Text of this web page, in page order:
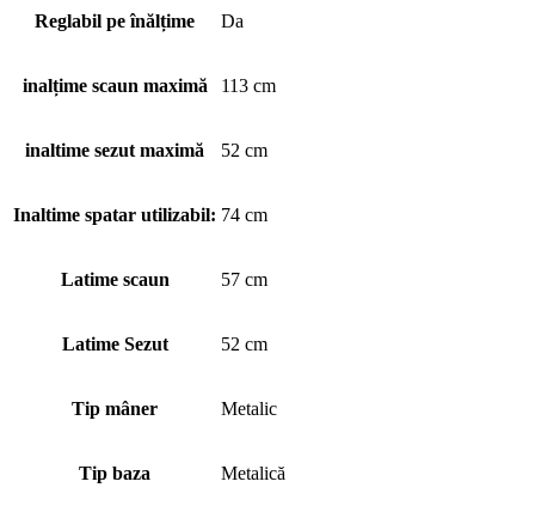
Reglabil pe înălțime Da
inalțime scaun maximă 113 cm
inaltime sezut maximă 52 cm
Inaltime spatar utilizabil: 74 cm
Latime scaun 57 cm
Latime Sezut 52 cm
Tip mâner Metalic
Tip baza Metalică